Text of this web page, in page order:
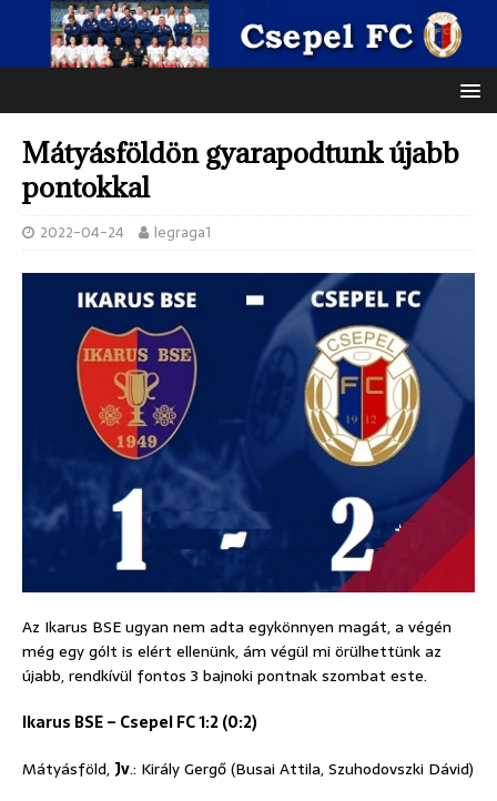
Mátyásföldön gyarapodtunk újabb
pontokkal
2022-04-24 legraga1
Az Ikarus BSE ugyan nem adta egykönnyen magát, a végén
még egy gólt is elért ellenünk, ám végül mi örülhettünk az
újabb, rendkívül fontos 3 bajnoki pontnak szombat este.
Ikarus BSE – Csepel FC 1:2 (0:2)
Mátyásföld, Jv.: Király Gergő (Busai Attila, Szuhodovszki Dávid)